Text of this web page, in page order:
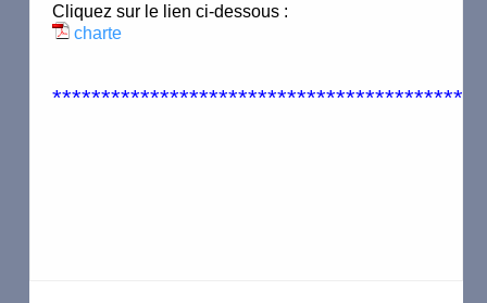
Cliquez sur le lien ci-dessous :
charte